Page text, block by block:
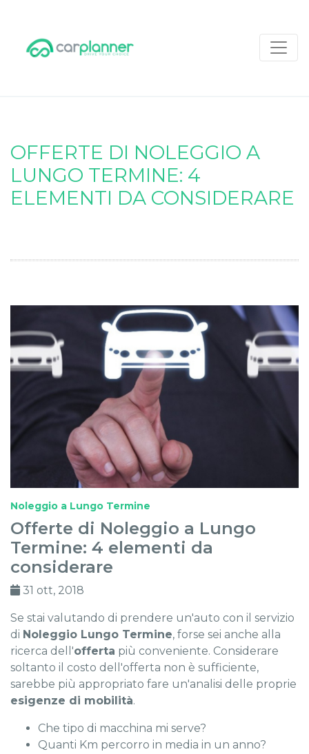
OFFERTE DI NOLEGGIO A
LUNGO TERMINE: 4
ELEMENTI DA CONSIDERARE
Noleggio a Lungo Termine
Offerte di Noleggio a Lungo
Termine: 4 elementi da
considerare
31 ott, 2018
Se stai valutando di prendere un'auto con il servizio
di Noleggio Lungo Termine, forse sei anche alla
ricerca dell'offerta più conveniente. Considerare
soltanto il costo dell'offerta non è sufficiente,
sarebbe più appropriato fare un'analisi delle proprie
esigenze di mobilità.
Che tipo di macchina mi serve?
Quanti Km percorro in media in un anno?